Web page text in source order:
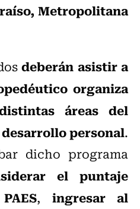
Metropolitana
deberán asistir a
organiza
áreas del
personal.
dicho programa
el puntaje
, ingresar al